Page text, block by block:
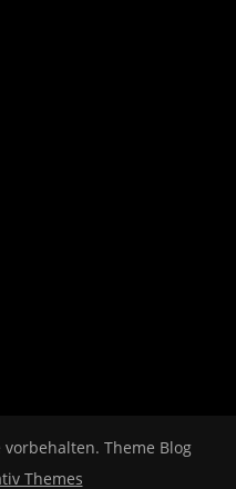
Theme Blog
Themes